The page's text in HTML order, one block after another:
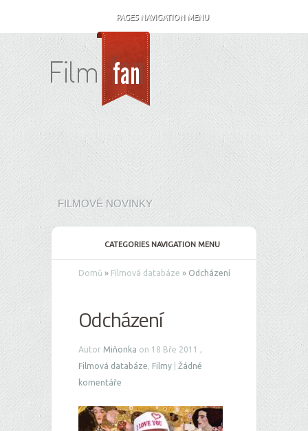
PAGES NAVIGATION MENU
FILMOVÉ NOVINKY
CATEGORIES NAVIGATION MENU
Domů » Filmová databáze » Odcházení
Odcházení
Autor Miňonka on 18 Bře 2011 ,
Filmová databáze, Filmy
Žádné
komentáře